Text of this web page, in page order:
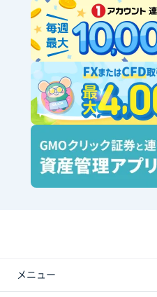
メニュー
取引規程・約款
最良執行方針
ディスクレイマー
リスク説明
GMOクリック証券ホームペー